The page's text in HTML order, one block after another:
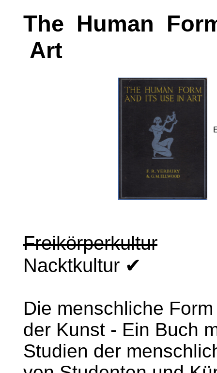
The Human
Art
Freikörperkultur
Nacktkultur ✔
Die menschliche
der Kunst - Ein Buch
Studien der